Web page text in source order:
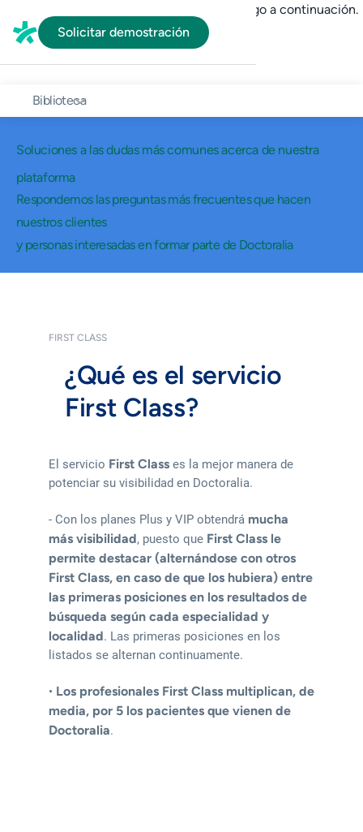
Solicitar demostración
En HubSpot tenemos otro código que te pego a continuación.
Biblioteca
Soluciones a las dudas más comunes acerca de nuestra
plataforma
Respondemos las preguntas más frecuentes que hacen
nuestros clientes
y personas interesadas en formar parte de Doctoralia
FIRST CLASS
¿Qué es el servicio
First Class?
El servicio First Class es la mejor manera de
potenciar su visibilidad en Doctoralia.
- Con los planes Plus y VIP obtendrá mucha
más visibilidad, puesto que First Class le
permite destacar (alternándose con otros
First Class, en caso de que los hubiera) entre
las primeras posiciones en los resultados de
búsqueda según cada especialidad y
localidad. Las primeras posiciones en los
listados se alternan continuamente.
• Los profesionales First Class multiplican, de
media, por 5 los pacientes que vienen de
Doctoralia.